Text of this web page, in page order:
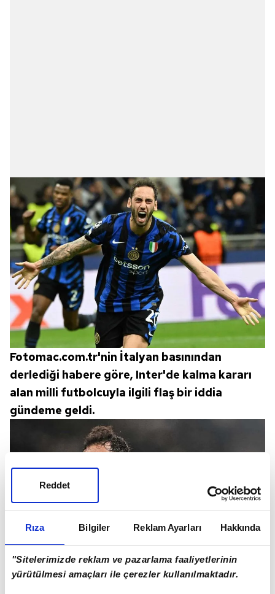
Rıza Bilgiler Reklam Ayarları Hakkında
"Sitelerimizde reklam ve pazarlama faaliyetlerinin
yürütülmesi amaçları ile çerezler kullanılmaktadır.
Reddet
Fotomac.com.tr'nin İtalyan basınından
derlediği habere göre, Inter'de kalma kararı
alan milli futbolcuyla ilgili flaş bir iddia
gündeme geldi.